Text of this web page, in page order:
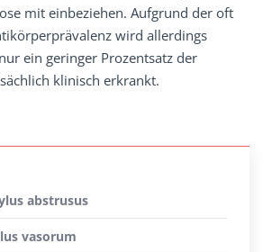
mit einbeziehen. Aufgrund der oft
wird allerdings
ein geringer Prozentsatz der
klinisch erkrankt.
abstrusus
vasorum